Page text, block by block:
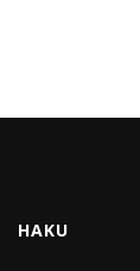
HAKU